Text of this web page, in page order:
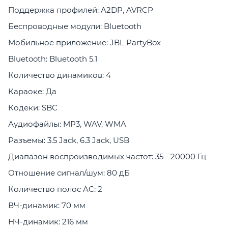
Поддержка профилей: A2DP, AVRCP
Беспроводные модули: Bluetooth
Мобильное приложение: JBL PartyBox
Bluetooth: Bluetooth 5.1
Количество динамиков: 4
Караоке: Да
Кодеки: SBC
Аудиофайлы: MP3, WAV, WMA
Разъемы: 3.5 Jack, 6.3 Jack, USB
Диапазон воспроизводимых частот: 35 - 20000 Гц
Отношение сигнал/шум: 80 дБ
Количество полос AC: 2
ВЧ-динамик: 70 мм
НЧ-динамик: 216 мм